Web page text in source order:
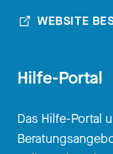
Kailouli
Podcast
Pommer
WEBSITE
Hilfe-Portal
Das Hilfe-Portal